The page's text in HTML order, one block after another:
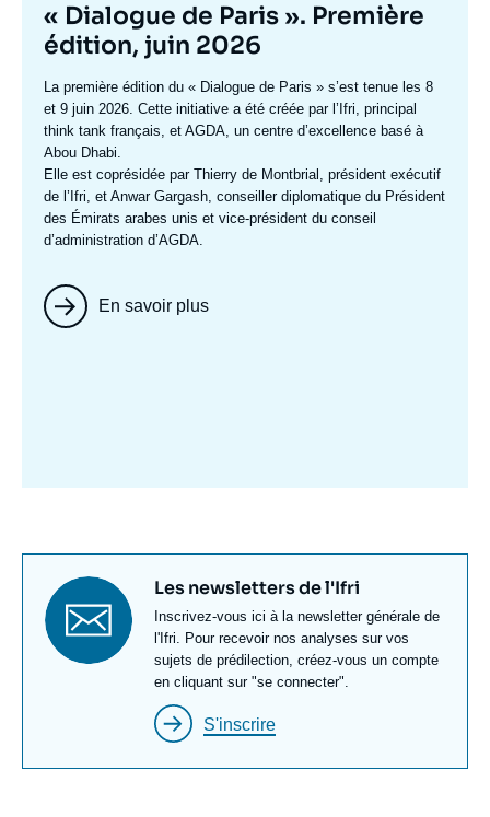
Titre
mis
en
avant
« Dialogue de Paris ». Première
édition, juin 2026
Texte
accroche
La première édition du « Dialogue de Paris » s’est tenue les 8
et 9 juin 2026. Cette initiative a été créée par l’Ifri, principal
think tank français, et AGDA, un centre d’excellence basé à
Abou Dhabi.
Elle est coprésidée par Thierry de Montbrial , président exécutif
de l’Ifri, et Anwar Gargash, conseiller diplomatique du Président
des Émirats arabes unis et vice-président du conseil
d’administration d’AGDA.
En savoir plus
Titre
newsletter
Les newsletters de l'Ifri
Texte
Newsletter
Inscrivez-vous ici à la newsletter générale de
l'Ifri. Pour recevoir nos analyses sur vos
sujets de prédilection, créez-vous un compte
en cliquant sur "se connecter".
S'inscrire